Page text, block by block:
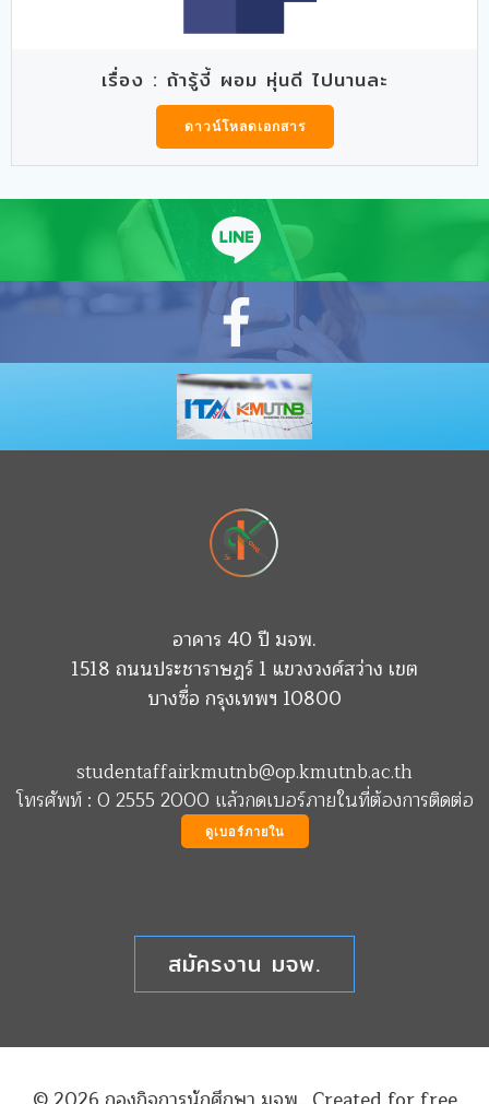
เรื่อง : ถ้ารู้งี้ ผอม หุ่นดี ไปนานละ
ดาวน์โหลดเอกสาร
อาคาร 40 ปี มจพ.
1518 ถนนประชาราษฎร์ 1 แขวงวงศ์สว่าง เขต
บางซื่อ กรุงเทพฯ 10800
studentaffairkmutnb@op.kmutnb.ac.th
โทรศัพท์ : 0 2555 2000 แล้วกดเบอร์ภายในที่ต้องการติดต่อ
ดูเบอร์ภายใน
สมัครงาน มจพ.